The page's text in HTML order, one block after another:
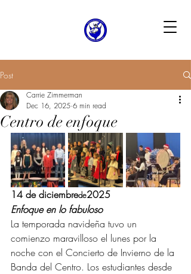
Post
Centro de enfoque
Carrie Zimmerman
Dec 16, 2025 6 min read
14 de diciembrede2025
Enfoque en lo fabuloso
La temporada navideña tuvo un
comienzo maravilloso el lunes por la
noche con el Concierto de Invierno de la
Banda del Centro. Los estudiantes desde